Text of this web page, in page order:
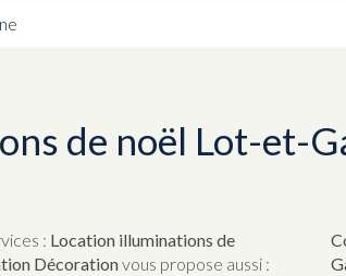
de noël Lot-et-
: Location illuminations de
Décorationvous propose aussi :